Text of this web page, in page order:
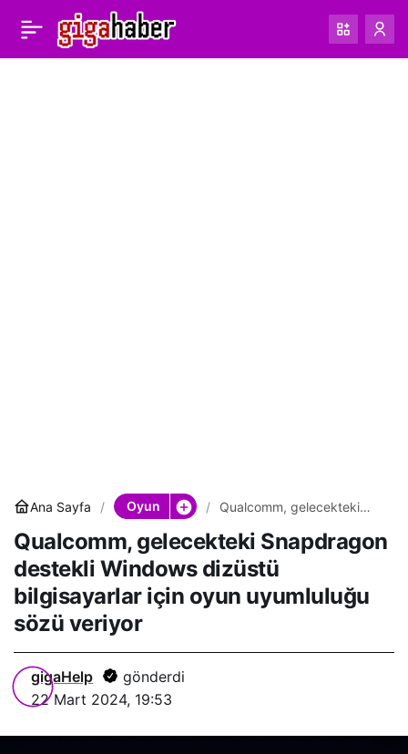
Ana Sayfa Oyun
Qualcomm, gelecekteki
Windows dizüstü
bilgisayarlar için oyun
uyumluluğu sözü veriyor
Qualcomm, gelecekteki Snapdragon
destekli Windows dizüstü
bilgisayarlar için oyun uyumluluğu
sözü veriyor
gigaHelp
gönderdi
22 Mart 2024, 19:53
Qualcomm, gelecekteki